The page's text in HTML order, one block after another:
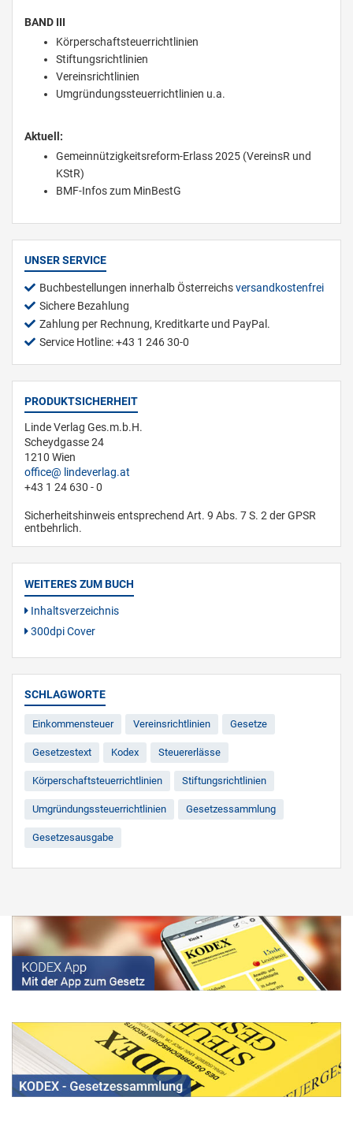
BAND III
Körperschaftsteuerrichtlinien
Stiftungsrichtlinien
Vereinsrichtlinien
Umgründungssteuerrichtlinien u.a.
Aktuell:
Gemeinnützigkeitsreform-Erlass 2025 (VereinsR und
KStR)
BMF-Infos zum MinBestG
UNSER SERVICE
Buchbestellungen innerhalb Österreichsversandkostenfrei
Sichere Bezahlung
Zahlung per Rechnung, Kreditkarte und PayPal.
Service Hotline: +43 1 246 30-0
PRODUKTSICHERHEIT
Linde Verlag Ges.m.b.H.
Scheydgasse 24
1210 Wien
office
lindeverlag.at
+43 1 24 630 - 0
Sicherheitshinweis entsprechend Art. 9 Abs. 7 S. 2 der GPSR
entbehrlich.
WEITERES ZUM BUCH
Inhaltsverzeichnis
300dpi Cover
SCHLAGWORTE
Einkommensteuer Vereinsrichtlinien Gesetze
Gesetzestext Kodex Steuererlässe
Körperschaftsteuerrichtlinien Stiftungsrichtlinien
Umgründungssteuerrichtlinien Gesetzessammlung
Gesetzesausgabe